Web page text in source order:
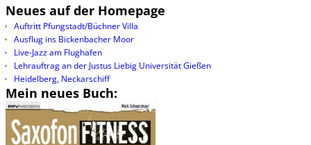
Neues auf der Homepage
Auftritt Pfungstadt/Büchner Villa
Ausflug ins Bickenbacher Moor
Live-Jazz am Flughafen
Lehrauftrag an der Justus Liebig Universität Gießen
Heidelberg, Neckarschiff
Mein neues Buch: